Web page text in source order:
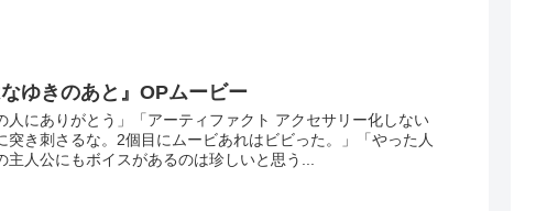
ゆきのあと』OPムービー
人にありがとう」「アーティファクト アクセサリー化しない
き刺さるな。2個目にムービあれはビビった。」「やった人
人公にもボイスがあるのは珍しいと思う...